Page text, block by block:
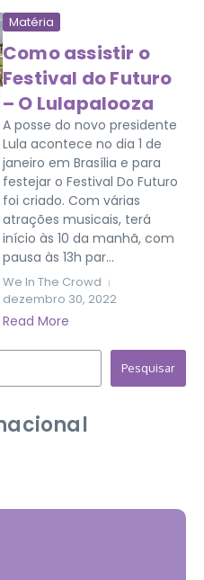
Matéria
Como assistir o
Festival do Futuro
– O Lulapalooza
A posse do novo presidente
Lula acontece no dia 1 de
janeiro em Brasília e para
festejar o Festival Do Futuro
foi criado. Com várias
atrações musicais, terá
início às 10 da manhã, com
pausa às 13h par...
We In The Crowd
dezembro 30, 2022
Read More
Pesquisar